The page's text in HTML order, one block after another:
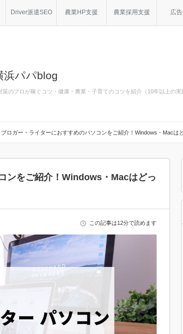
Driver派遣SEO 農業HP支援 農業採用支援 広
浜パパblog
のプロが稼ぐコツ・健康・農業・子育てのコツを紹介（10年以上の
ブロガー・ライターにおすすめのパソコンをご紹介！Windows・Macは
ンをご紹介！Windows・Macはどっ
この記事は12分で読めます